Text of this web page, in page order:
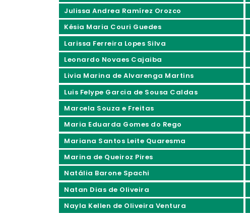
Julissa Andrea Ramírez Orozco
Késia Maria Couri Guedes
Larissa Ferreira Lopes Silva
Leonardo Novaes Cajaiba
Livia Marina de Alvarenga Martins
Luis Felype Garcia de Sousa Caldas
Marcela Souza e Freitas
Maria Eduarda Gomes do Rego
Mariana Santos Leite Quaresma
Marina de Queiroz Pires
Natália Barone Spachi
Natan Dias de Oliveira
Nayla Kellen de Oliveira Ventura